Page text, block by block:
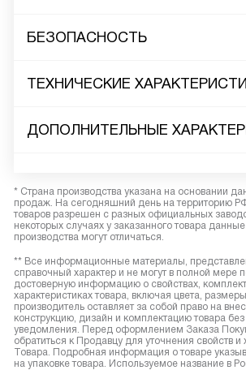
БЕЗОПАСНОСТЬ
ТЕХНИЧЕСКИЕ
ДОПОЛНИТЕЛЬНЫЕ
* Страна производства указана на основании
продаж. На сегодняшний день на территорию
товаров разрешен с разных официальных
некоторых случаях у заказанного товара
производства могут отличаться.
** Все информационные материалы,
справочный характер и не могут в полной мере
достоверную информацию о свойствах,
характеристиках товара, включая цвета,
производитель оставляет за собой право на
конструкцию, дизайн и комплектацию товара
уведомления. Перед оформлением Заказа
обратиться к Продавцу для уточнения свойств и
Товара. Подробная информация о товаре
на упаковке товара. Используемое название в